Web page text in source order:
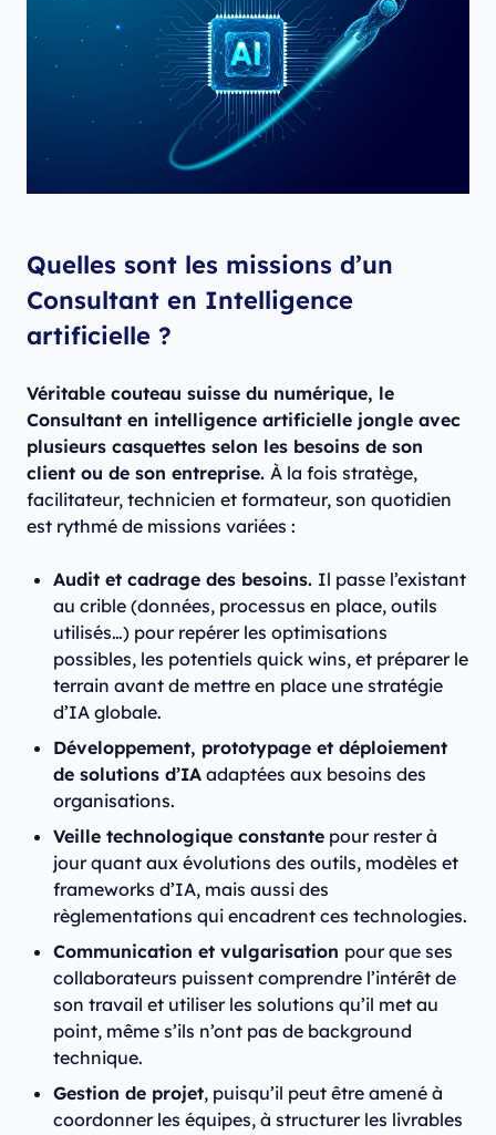
Quelles sont les missions d’un
Consultant en Intelligence
artificielle ?
Véritable couteau suisse du numérique, le
Consultant en intelligence artificielle jongle avec
plusieurs casquettes selon les besoins de son
client ou de son entreprise. À la fois stratège,
facilitateur, technicien et formateur, son quotidien
est rythmé de missions variées :
Audit et cadrage des besoins. Il passe l’existant
au crible (données, processus en place, outils
utilisés…) pour repérer les optimisations
possibles, les potentiels quick wins, et préparer le
terrain avant de mettre en place une stratégie
d’IA globale.
Développement, prototypage et déploiement
de solutions d’IA adaptées aux besoins des
organisations.
Veille technologique constante pour rester à
jour quant aux évolutions des outils, modèles et
frameworks d’IA, mais aussi des
règlementations qui encadrent ces technologies.
Communication et vulgarisation pour que ses
collaborateurs puissent comprendre l’intérêt de
son travail et utiliser les solutions qu’il met au
point, même s’ils n’ont pas de background
technique.
Gestion de projet, puisqu’il peut être amené à
coordonner les équipes, à structurer les livrables